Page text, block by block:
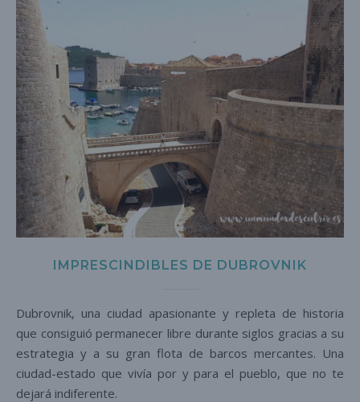
IMPRESCINDIBLES DE DUBROVNIK
Dubrovnik, una ciudad apasionante y repleta de historia
que consiguió permanecer libre durante siglos gracias a su
estrategia y a su gran flota de barcos mercantes. Una
ciudad-estado que vivía por y para el pueblo, que no te
dejará indiferente.